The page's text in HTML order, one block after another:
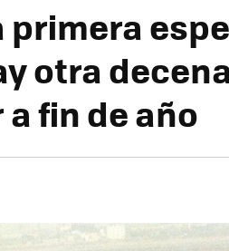
primera
otra
fin de año